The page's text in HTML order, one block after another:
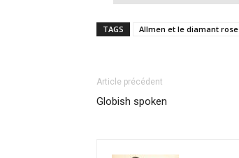
TAGS Allmen et le diamant rose
Article précédent
Globish spoken